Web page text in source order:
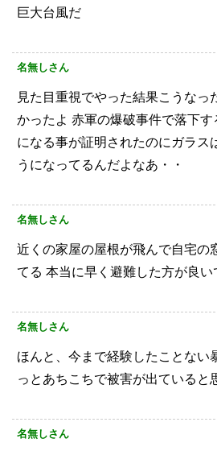
巨大台風だ
名無しさん
見た目重視でやった結果こうなっ
かったよ 赤軍の爆破事件で落下
になる事が証明されたのにガラス
うになってるんだよなあ・・
名無しさん
近くの家屋の屋根が飛んで自宅の
てる 本当に早く避難した方が良い
名無しさん
ほんと、今まで経験したことない
っとあちこちで被害が出ていると
名無しさん